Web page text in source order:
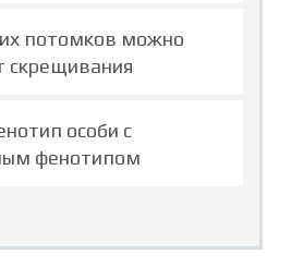
потомков можно
скрещивания
особи с
фенотипом